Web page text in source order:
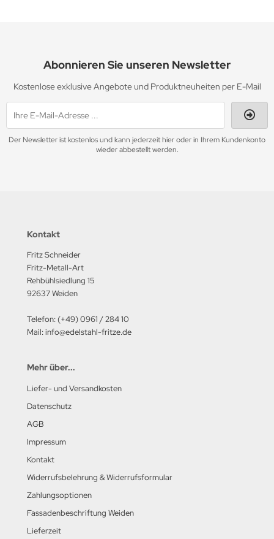
Abonnieren Sie unseren Newsletter
Kostenlose exklusive Angebote und Produktneuheiten per E-Mail
Der Newsletter ist kostenlos und kann jederzeit hier oder in Ihrem Kundenkonto
wieder abbestellt werden.
Kontakt
Fritz Schneider
Fritz-Metall-Art
Rehbühlsiedlung 15
92637 Weiden
Telefon: (+49) 0961 / 284 10
Mail: info@edelstahl-fritze.de
Mehr über...
Liefer- und Versandkosten
Datenschutz
AGB
Impressum
Kontakt
Widerrufsbelehrung & Widerrufsformular
Zahlungsoptionen
Fassadenbeschriftung Weiden
Lieferzeit